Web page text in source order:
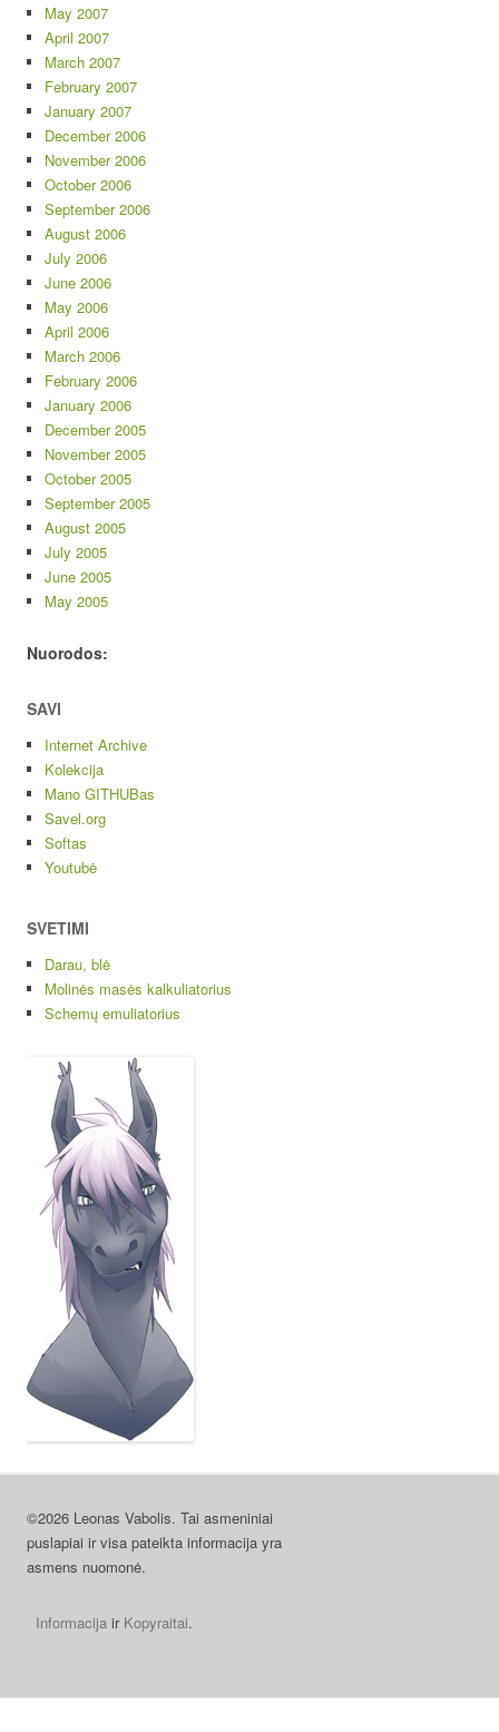
May 2007
April 2007
March 2007
February 2007
January 2007
December 2006
November 2006
October 2006
September 2006
August 2006
July 2006
June 2006
May 2006
April 2006
March 2006
February 2006
January 2006
December 2005
November 2005
October 2005
September 2005
August 2005
July 2005
June 2005
May 2005
Nuorodos:
SAVI
Internet Archive
Kolekcija
Mano GITHUBas
Savel.org
Softas
Youtubė
SVETIMI
Darau, blė
Molinės masės kalkuliatorius
Schemų emuliatorius
©2026 Leonas Vabolis. Tai asmeniniai
puslapiai ir visa pateikta informacija yra
asmens nuomonė.
Informacija ir Kopyraitai.